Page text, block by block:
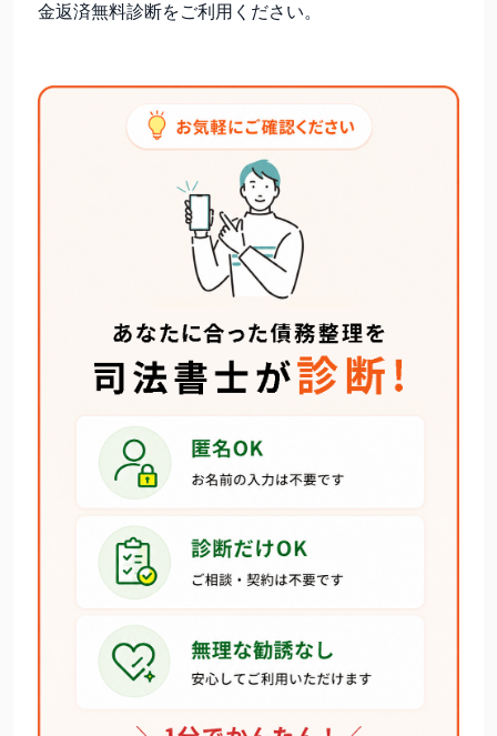
金返済無料診断をご利用ください。